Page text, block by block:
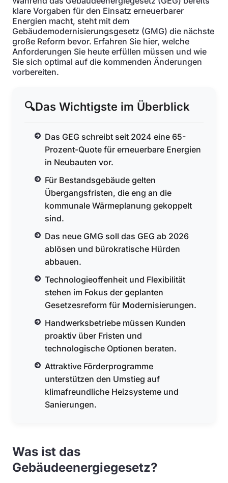
klare Vorgaben für den Einsatz erneuerbarer
Energien macht, steht mit dem
Gebäudemodernisierungsgesetz (GMG) die nächste
große Reform bevor. Erfahren Sie hier, welche
Anforderungen Sie heute erfüllen müssen und wie
Sie sich optimal auf die kommenden Änderungen
vorbereiten.
🔍Das Wichtigste im Überblick
Das GEG schreibt seit 2024 eine 65-
Prozent-Quote für erneuerbare Energien
in Neubauten vor.
Für Bestandsgebäude gelten
Übergangsfristen, die eng an die
kommunale Wärmeplanung gekoppelt
sind.
Das neue GMG soll das GEG ab 2026
ablösen und bürokratische Hürden
abbauen.
Technologieoffenheit und Flexibilität
stehen im Fokus der geplanten
Gesetzesreform für Modernisierungen.
Handwerksbetriebe müssen Kunden
proaktiv über Fristen und
technologische Optionen beraten.
Attraktive Förderprogramme
unterstützen den Umstieg auf
klimafreundliche Heizsysteme und
Sanierungen.
Was ist das
Gebäudeenergiegesetz?